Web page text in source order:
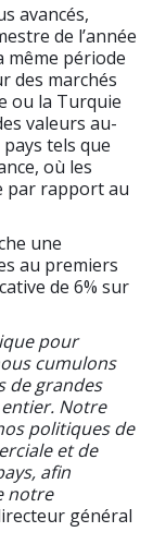
avancés,
de l’année
même période
des marchés
ou la Turquie
valeurs au-
tels que
où les
par rapport au
une
au premiers
de 6% sur
pour
cumulons
de grandes
Notre
politiques de
et de
afin
notre
général